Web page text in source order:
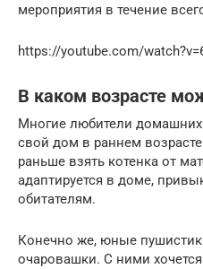
мероприятия в течение
https://youtube.com/
В каком возрасте
Многие любители
свой дом в раннем
раньше взять котенка от
адаптируется в доме,
обитателям.
Конечно же, юные
очаровашки. С ними